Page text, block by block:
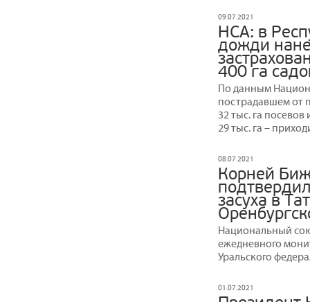
09.07.2021
НСА: в
дожди
400 га
По данным
пострадавшем от
32 тыс. га посевов
29 тыс. га –
08.07.2021
Корней
засуха в
Национальный
ежедневного
Уральского
01.07.2021